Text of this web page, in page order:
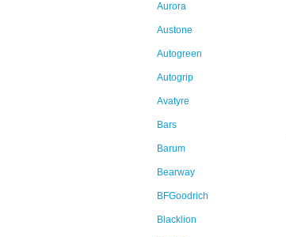
Aurora
Austone
Autogreen
Autogrip
Avatyre
Bars
Barum
Bearway
BFGoodrich
Blacklion